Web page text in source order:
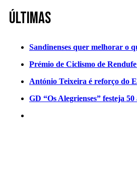
Últimas
Sandinenses quer melhorar o
Prémio de Ciclismo de
António Teixeira é reforço do
GD “Os Alegrienses” festeja 50